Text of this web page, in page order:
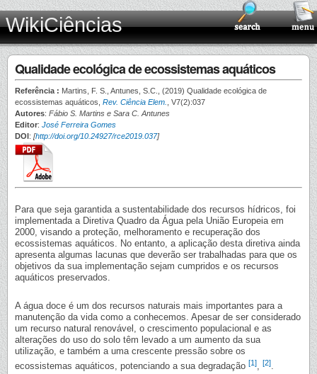
WikiCiências
Qualidade ecológica de ecossistemas aquáticos
Referência : Martins, F. S., Antunes, S.C., (2019) Qualidade ecológica de
ecossistemas aquáticos, Rev. Ciência Elem.
, V7(2):037
Autores: Fábio S. Martins e Sara C. Antunes
Editor: José Ferreira Gomes
DOI: [http://doi.org/10.24927/rce2019.037]
Para que seja garantida a sustentabilidade dos recursos hídricos, foi
implementada a Diretiva Quadro da Água pela União Europeia em
2000, visando a proteção, melhoramento e recuperação dos
ecossistemas aquáticos. No entanto, a aplicação desta diretiva ainda
apresenta algumas lacunas que deverão ser trabalhadas para que os
objetivos da sua implementação sejam cumpridos e os recursos
aquáticos preservados.
A água doce é um dos recursos naturais mais importantes para a
manutenção da vida como a conhecemos. Apesar de ser considerado
um recurso natural renovável, o crescimento populacional e as
alterações do uso do solo têm levado a um aumento da sua
utilização, e também a uma crescente pressão sobre os
ecossistemas aquáticos, potenciando a sua degradação [1], [2].